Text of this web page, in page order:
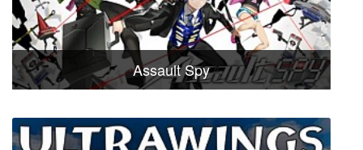
Assault Spy